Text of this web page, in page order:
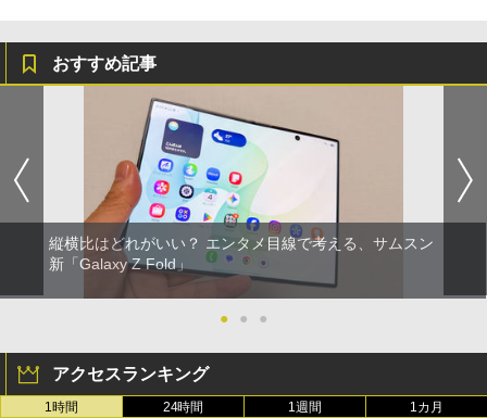
おすすめ記事
縦横比はどれがいい？ エンタメ目線で考える、サムスン
新「Galaxy Z Fold」
● ● ●
アクセスランキング
1時間 24時間 1週間 1カ月